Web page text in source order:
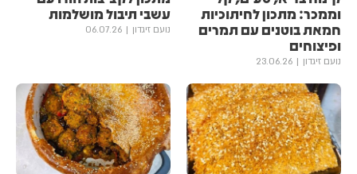
וממכר: מתכון לחיתוכיות
חמאת בוטנים עם תמרים
ופיצוחים
נועם זיגדון 23.06.26
עשבי תיבול מושלמות
נועם זיגדון 06.07.26